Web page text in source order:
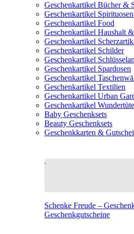
Geschenkartikel Bücher &
Geschenkartikel
Geschenkartikel Food
Geschenkartikel Haushalt
Geschenkartikel
Geschenkartikel Schilder
Geschenkartikel
Geschenkartikel Spardosen
Geschenkartikel
Geschenkartikel Textilien
Geschenkartikel Urban
Geschenkartikel
Baby Geschenksets
Beauty Geschenksets
Geschenkkarten &
Schenke Freude –
Geschenkgutscheine